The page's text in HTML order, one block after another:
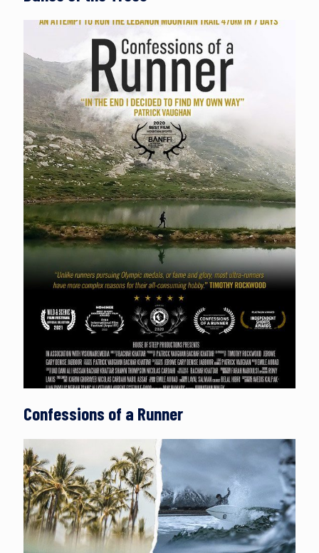
Confessions of a Runner